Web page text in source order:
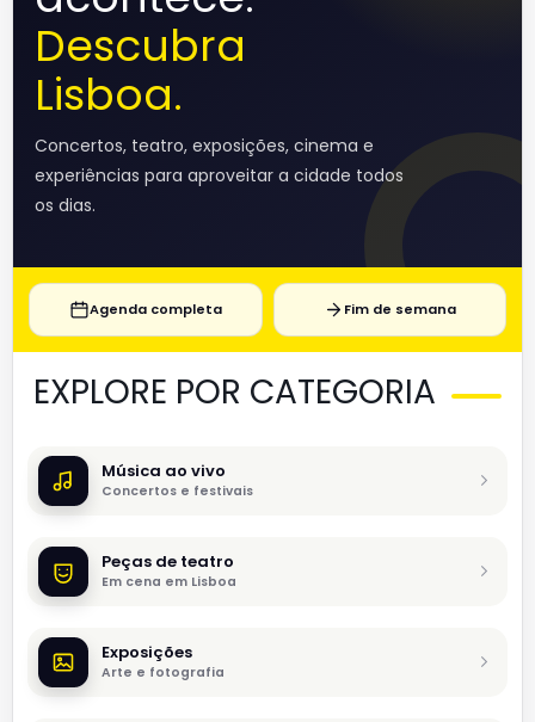
Descubra
Lisboa.
Concertos, teatro, exposições, cinema e
experiências para aproveitar a cidade todos
os dias.
Agenda completa Fim de semana
EXPLORE POR CATEGORIA
Música ao vivo
Concertos e festivais
Peças de teatro
Em cena em Lisboa
Exposições
Arte e fotografia